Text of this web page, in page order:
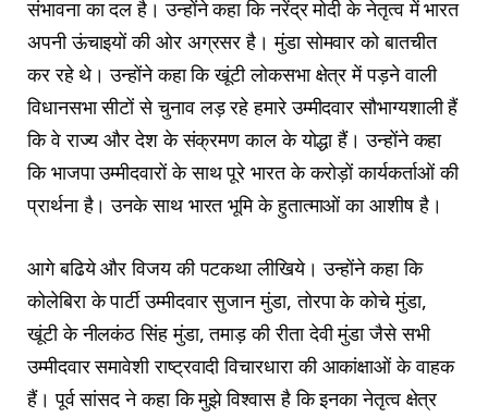
संभावना का दल है। उन्होंने कहा कि नरेंद्र मोदी के नेतृत्व में भारत
अपनी ऊंचाइयों की ओर अग्रसर है। मुंडा सोमवार को बातचीत
कर रहे थे। उन्होंने कहा कि खूंटी लोकसभा क्षेत्र में पड़ने वाली
विधानसभा सीटों से चुनाव लड़ रहे हमारे उम्मीदवार सौभाग्यशाली हैं
कि वे राज्य और देश के संक्रमण काल के योद्धा हैं। उन्होंने कहा
कि भाजपा उम्मीदवारों के साथ पूरे भारत के करोड़ों कार्यकर्ताओं की
प्रार्थना है। उनके साथ भारत भूमि के हुतात्माओं का आशीष है।
आगे बढिये और विजय की पटकथा लीखिये। उन्होंने कहा कि
कोलेबिरा के पार्टी उम्मीदवार सुजान मुंडा, तोरपा के कोचे मुंडा,
खूंटी के नीलकंठ सिंह मुंडा, तमाड़ की रीता देवी मुंडा जैसे सभी
उम्मीदवार समावेशी राष्ट्रवादी विचारधारा की आकांक्षाओं के वाहक
हैं। पूर्व सांसद ने कहा कि मुझे विश्वास है कि इनका नेतृत्व क्षेत्र